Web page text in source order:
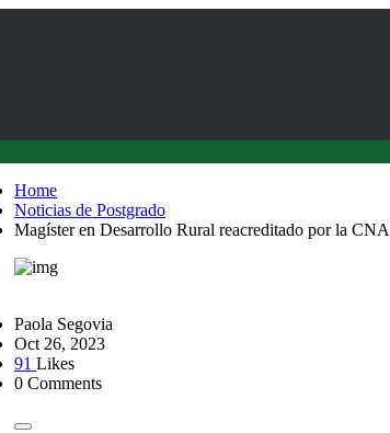
Home
Noticias de Postgrado
Magíster en Desarrollo Rural reacreditado por la CNA
Paola Segovia
Oct 26, 2023
91 Likes
0 Comments